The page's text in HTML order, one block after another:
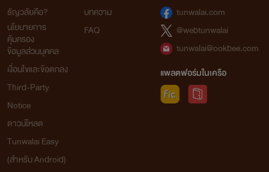
ธัญวลัยคือ?
นโยบายการ
คุ้มครอง
ข้อมูลส่วนบุคคล
เงื่อนไขและข้อตกลง
Third-Party
Notice
ดาวน์โหลด
Tunwalai Easy
(สำหรับ Android)
บทความ
FAQ
tunwalai.com
@webtunwalai
tunwalai@ookbee.com
แพลตฟอร์มในเครือ